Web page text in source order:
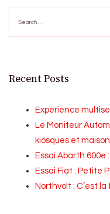
for:
Recent Posts
Expérience
Le Moniteur
kiosques et
Essai Abarth 600e
Essai Fiat : Petite
Northvolt : C’est